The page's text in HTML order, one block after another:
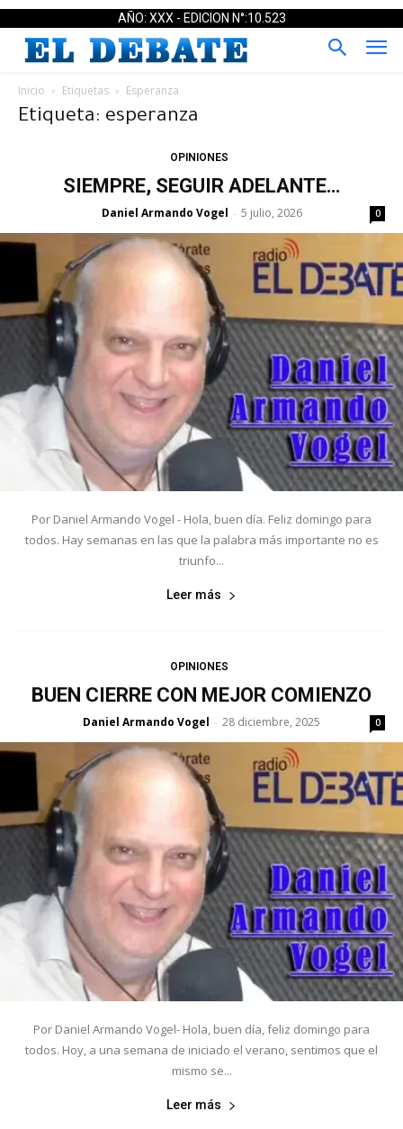
AÑO: XXX - EDICION N°:10.523
Inicio Etiquetas Esperanza
Etiqueta: esperanza
OPINIONES
SIEMPRE, SEGUIR ADELANTE…
Daniel Armando Vogel - 5 julio, 2026 0
Por Daniel Armando Vogel - Hola, buen día. Feliz domingo para
todos. Hay semanas en las que la palabra más importante no es
triunfo...
Leer más
OPINIONES
BUEN CIERRE CON MEJOR COMIENZO
Daniel Armando Vogel - 28 diciembre, 2025 0
Por Daniel Armando Vogel- Hola, buen día, feliz domingo para
todos. Hoy, a una semana de iniciado el verano, sentimos que el
mismo se...
Leer más